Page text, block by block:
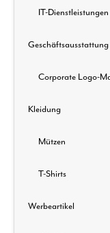
IT-Dienstleistungen
Corporate Logo-
Kleidung
Mützen
T-Shirts
Werbeartikel